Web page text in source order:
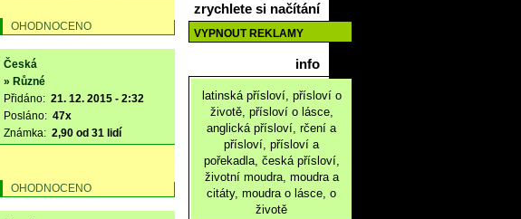
OHODNOCENO
Česká
» Různé
Přidáno: 21. 12. 2015 - 2:32
Posláno: 47x
Známka: 2,90 od 31 lidí
OHODNOCENO
zrychlete si načítání
VYPNOUT REKLAMY
info
latinská přísloví, přísloví o
životě, přísloví o lásce,
anglická přísloví, rčení a
přísloví, přísloví a
pořekadla, česká přísloví,
životní moudra, moudra a
citáty, moudra o lásce, o
životě